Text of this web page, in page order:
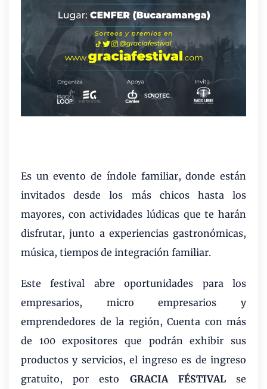
Es un evento de índole familiar, donde están
invitados desde los más chicos hasta los
mayores, con actividades lúdicas que te harán
disfrutar, junto a experiencias gastronómicas,
música, tiempos de integración familiar.
Este festival abre oportunidades para los
empresarios, micro empresarios y
emprendedores de la región, Cuenta con más
de 100 expositores que podrán exhibir sus
productos y servicios, el ingreso es de ingreso
gratuito, por esto GRACIA FÉSTIVALse